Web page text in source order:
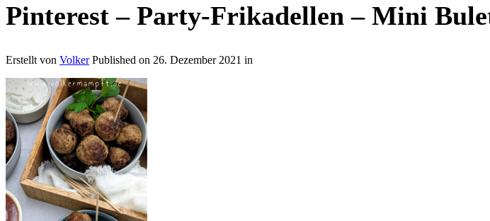
Pinterest – Party-Frikadellen – Mini
Erstellt von Volker Published on 26. Dezember 2021 in